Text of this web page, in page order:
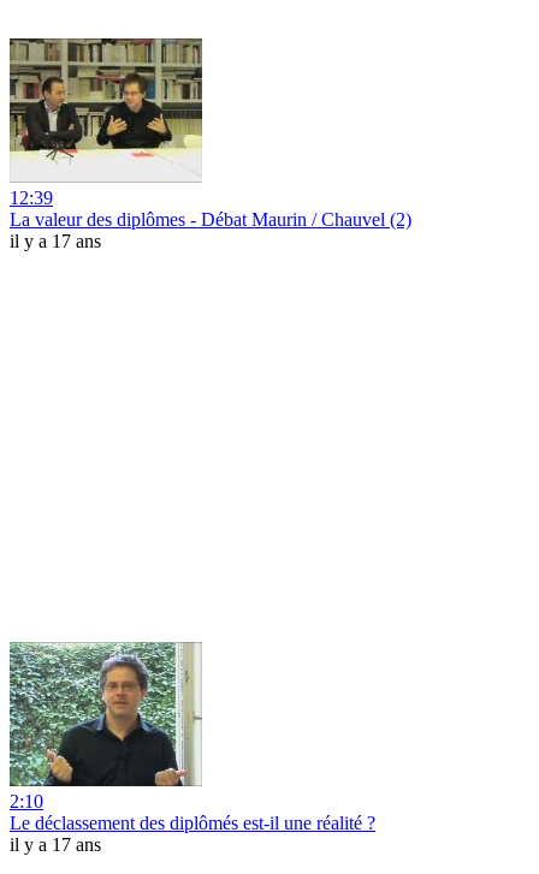
12:39
La valeur des diplômes - Débat Maurin / Chauvel (2)
il y a 17 ans
2:10
Le déclassement des diplômés est-il une réalité ?
il y a 17 ans